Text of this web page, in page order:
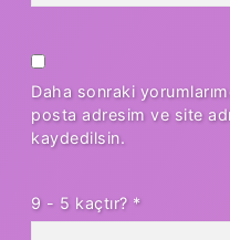
Daha sonraki
posta adresim ve site
kaydedilsin.
9 - 5 kaçtır? *